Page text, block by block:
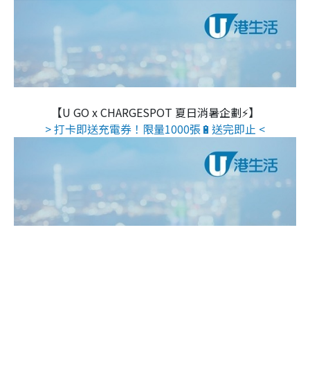
【U GO x CHARGESPOT 夏日消暑企劃⚡】
> 打卡即送充電券！限量1000張🔋送完即止 <